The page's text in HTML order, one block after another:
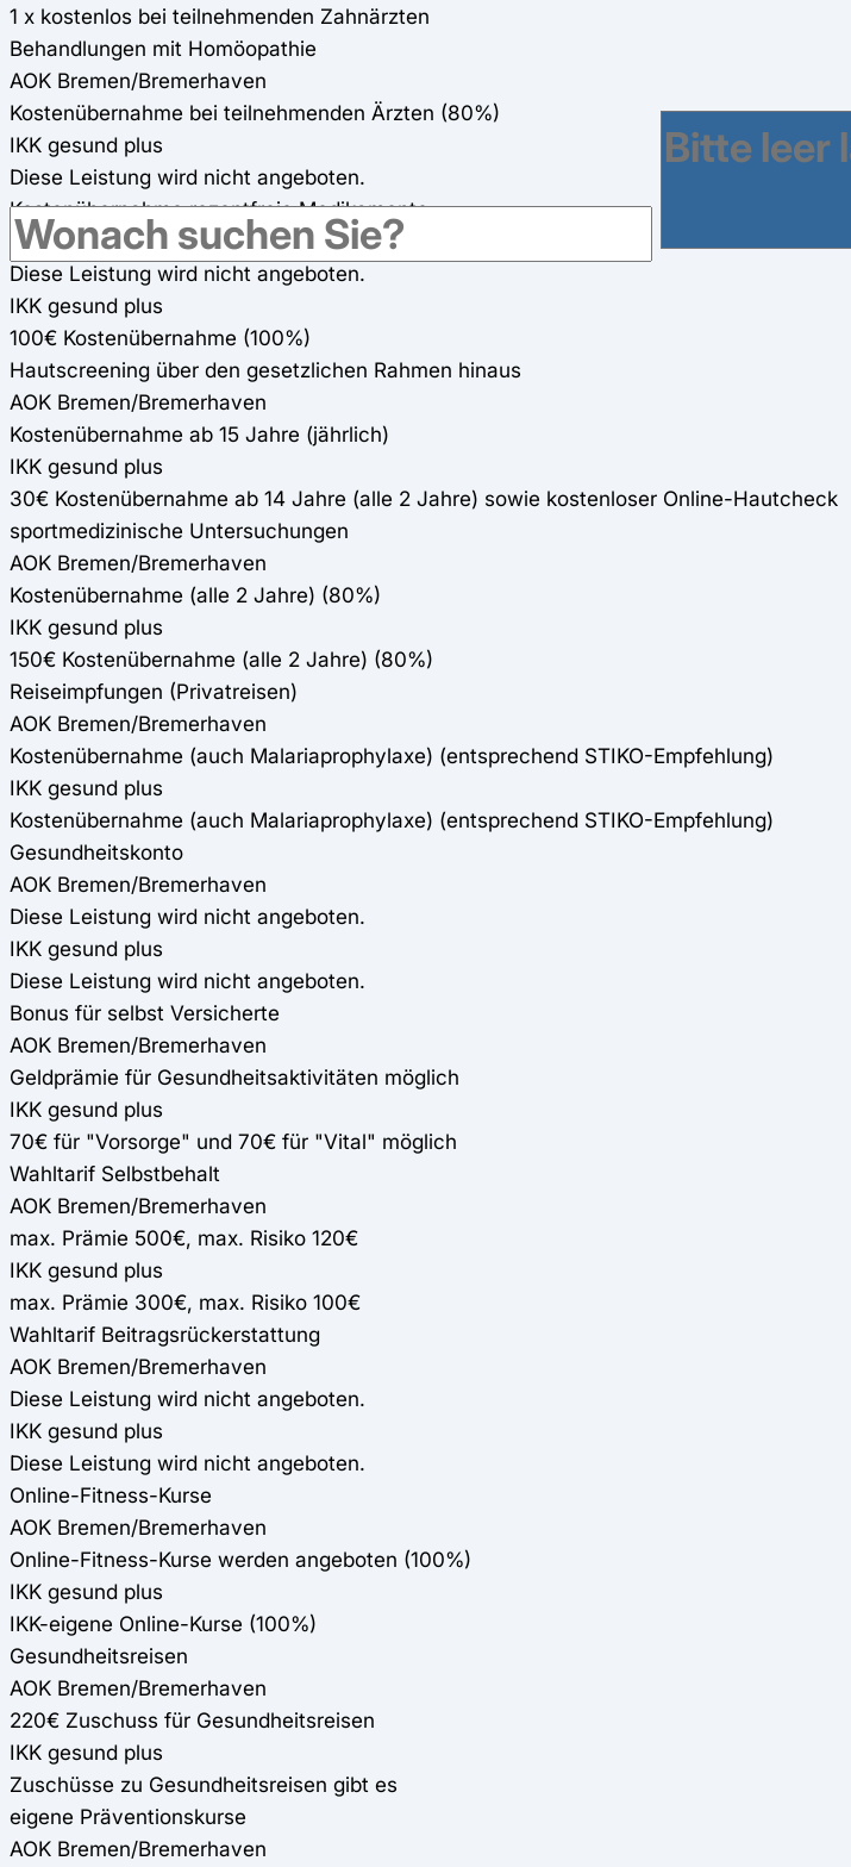
1 x kostenlos bei teilnehmenden Zahnärzten
Behandlungen mit Homöopathie
AOK Bremen/Bremerhaven
Kostenübernahme bei teilnehmenden Ärzten (80%)
IKK gesund plus
Diese Leistung wird nicht angeboten.
Kostenübernahme rezeptfreie Medikamente
AOK Bremen/Bremerhaven
Diese Leistung wird nicht angeboten.
IKK gesund plus
100€ Kostenübernahme (100%)
Hautscreening über den gesetzlichen Rahmen hinaus
AOK Bremen/Bremerhaven
Kostenübernahme ab 15 Jahre (jährlich)
IKK gesund plus
30€ Kostenübernahme ab 14 Jahre (alle 2 Jahre) sowie kostenloser Online-Hautcheck
sportmedizinische Untersuchungen
AOK Bremen/Bremerhaven
Kostenübernahme (alle 2 Jahre) (80%)
IKK gesund plus
150€ Kostenübernahme (alle 2 Jahre) (80%)
Reiseimpfungen (Privatreisen)
AOK Bremen/Bremerhaven
Kostenübernahme (auch Malariaprophylaxe) (entsprechend STIKO-Empfehlung)
IKK gesund plus
Kostenübernahme (auch Malariaprophylaxe) (entsprechend STIKO-Empfehlung)
Gesundheitskonto
AOK Bremen/Bremerhaven
Diese Leistung wird nicht angeboten.
IKK gesund plus
Diese Leistung wird nicht angeboten.
Bonus für selbst Versicherte
AOK Bremen/Bremerhaven
Geldprämie für Gesundheitsaktivitäten möglich
IKK gesund plus
70€ für "Vorsorge" und 70€ für "Vital" möglich
Wahltarif Selbstbehalt
AOK Bremen/Bremerhaven
max. Prämie 500€, max. Risiko 120€
IKK gesund plus
max. Prämie 300€, max. Risiko 100€
Wahltarif Beitragsrückerstattung
AOK Bremen/Bremerhaven
Diese Leistung wird nicht angeboten.
IKK gesund plus
Diese Leistung wird nicht angeboten.
Online-Fitness-Kurse
AOK Bremen/Bremerhaven
Online-Fitness-Kurse werden angeboten (100%)
IKK gesund plus
IKK-eigene Online-Kurse (100%)
Gesundheitsreisen
AOK Bremen/Bremerhaven
220€ Zuschuss für Gesundheitsreisen
IKK gesund plus
Zuschüsse zu Gesundheitsreisen gibt es
eigene Präventionskurse
AOK Bremen/Bremerhaven